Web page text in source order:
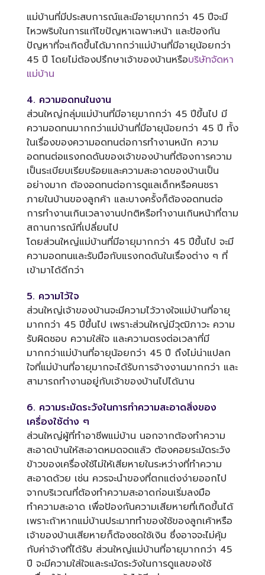
แม่บ้านที่มีประสบการณ์และมีอายุมากกว่า 45 ปีจะมี
ไหวพริบในการแก้ไขปัญหาเฉพาะหน้า และป้องกัน
ปัญหาที่จะเกิดขึ้นได้มากกว่าแม่บ้านที่มีอายุน้อยกว่า
45 ปี โดยไม่ต้องปรึกษาเจ้าของบ้านหรือบริษัทจัดหา
แม่บ้าน
4. ความอดทนในงาน
ส่วนใหญ่กลุ่มแม่บ้านที่มีอายุมากกว่า 45 ปีขึ้นไป มี
ความอดทนมากกว่าแม่บ้านที่มีอายุน้อยกว่า 45 ปี ทั้ง
ในเรื่องของความอดทนต่อการทำงานหนัก ความ
อดทนต่อแรงกดดันของเจ้าของบ้านที่ต้องการความ
เป็นระเบียบเรียบร้อยและความสะอาดของบ้านเป็น
อย่างมาก ต้องอดทนต่อการดูแลเด็กหรือคนชรา
ภายในบ้านของลูกค้า และบางครั้งก็ต้องอดทนต่อ
การทำงานเกินเวลางานปกติหรือทำงานเกินหน้าที่ตาม
สถานการณ์ที่เปลี่ยนไป
โดยส่วนใหญ่แม่บ้านที่มีอายุมากกว่า 45 ปีขึ้นไป จะมี
ความอดทนและรับมือกับแรงกดดันในเรื่องต่าง ๆ ที่
เข้ามาได้ดีกว่า
5. ความไว้ใจ
ส่วนใหญ่เจ้าของบ้านจะมีความไว้วางใจแม่บ้านที่อายุ
มากกว่า 45 ปีขึ้นไป เพราะส่วนใหญ่มีวุฒิภาวะ ความ
รับผิดชอบ ความใส่ใจ และความตรงต่อเวลาที่มี
มากกว่าแม่บ้านที่อายุน้อยกว่า 45 ปี ถึงไม่น่าแปลก
ใจที่แม่บ้านที่อายุมากจะได้รับการจ้างงานมากกว่า และ
สามารถทำงานอยู่กับเจ้าของบ้านไปได้นาน
6. ความระมัดระวังในการทำความสะอาดสิ่งของ
เครื่องใช้ต่าง ๆ
ส่วนใหญ่ผู้ที่ทำอาชีพแม่บ้าน นอกจากต้องทำความ
สะอาดบ้านให้สะอาดหมดจดแล้ว ต้องคอยระมัดระวัง
ข้าวของเครื่องใช้ไม่ให้เสียหายในระหว่างที่ทำความ
สะอาดด้วย เช่น ควรจะนำของที่ตกแต่งง่ายออกไป
จากบริเวณที่ต้องทำความสะอาดก่อนเริ่มลงมือ
ทำความสะอาด เพื่อป้องกันความเสียหายที่เกิดขึ้นได้
เพราะถ้าหากแม่บ้านประมาททำของใช้ของลูกเค้าหรือ
เจ้าของบ้านเสียหายก็ต้องชดใช้เงิน ซึ่งอาจจะไม่คุ้ม
กับค่าจ้างที่ได้รับ ส่วนใหญ่แม่บ้านที่อายุมากกว่า 45
ปี จะมีความใส่ใจและระมัดระวังในการดูแลของใช้